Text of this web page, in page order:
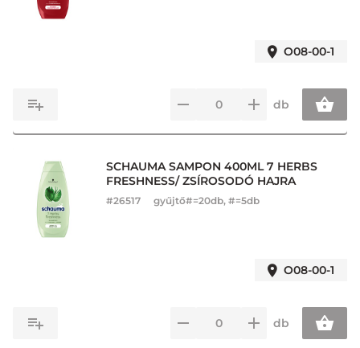
O08-00-1
db
SCHAUMA SAMPON 400ML 7 HERBS
FRESHNESS/ ZSÍROSODÓ HAJRA
#26517 gyűjtő#=20db, #=5db
O08-00-1
db